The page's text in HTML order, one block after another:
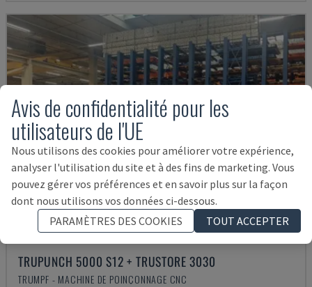
TRUPUNCH 5000 S12 + TRUSTORE 3030
TRUMPF - MACHINE DE POINÇONNAGE CNC
Avis de confidentialité pour les
utilisateurs de l'UE
Nous utilisons des cookies pour améliorer votre expérience,
analyser l'utilisation du site et à des fins de marketing. Vous
pouvez gérer vos préférences et en savoir plus sur la façon
dont nous utilisons vos données ci-dessous.
PARAMÈTRES DES COOKIES
TOUT ACCEPTER